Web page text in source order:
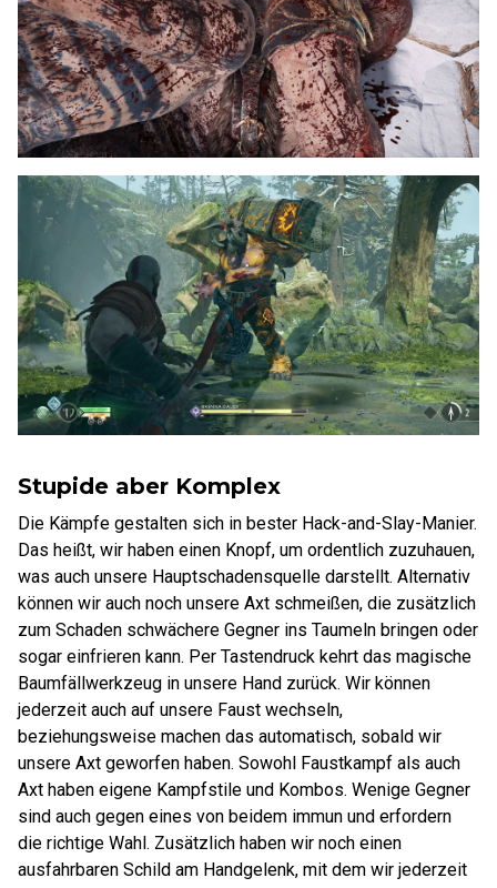
Stupide aber Komplex
Die Kämpfe gestalten sich in bester Hack-and-Slay-Manier.
Das heißt, wir haben einen Knopf, um ordentlich zuzuhauen,
was auch unsere Hauptschadensquelle darstellt. Alternativ
können wir auch noch unsere Axt schmeißen, die zusätzlich
zum Schaden schwächere Gegner ins Taumeln bringen oder
sogar einfrieren kann. Per Tastendruck kehrt das magische
Baumfällwerkzeug in unsere Hand zurück. Wir können
jederzeit auch auf unsere Faust wechseln,
beziehungsweise machen das automatisch, sobald wir
unsere Axt geworfen haben. Sowohl Faustkampf als auch
Axt haben eigene Kampfstile und Kombos. Wenige Gegner
sind auch gegen eines von beidem immun und erfordern
die richtige Wahl. Zusätzlich haben wir noch einen
ausfahrbaren Schild am Handgelenk, mit dem wir jederzeit